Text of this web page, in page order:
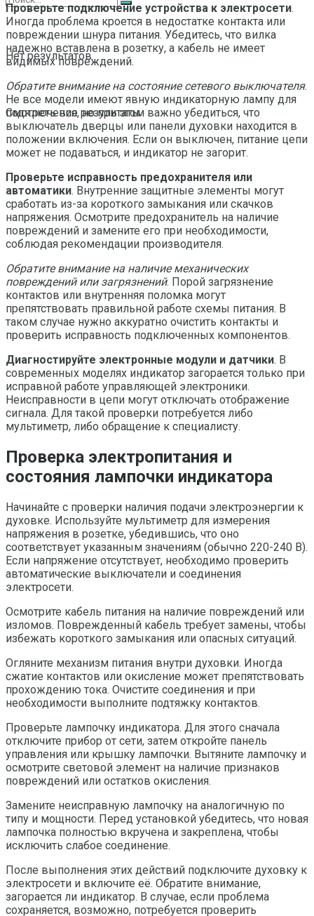
Нет результатов
Смотреть все результаты
Проверьте подключение устройства к электросети.
Иногда проблема кроется в недостатке контакта или
повреждении шнура питания. Убедитесь, что вилка
надежно вставлена в розетку, а кабель не имеет
видимых повреждений.
Обратите внимание на состояние сетевого выключателя.
Не все модели имеют явную индикаторную лампу для
подключения, но при этом важно убедиться, что
выключатель дверцы или панели духовки находится в
положении включения. Если он выключен, питание цепи
может не подаваться, и индикатор не загорит.
Проверьте исправность предохранителя или
автоматики. Внутренние защитные элементы могут
сработать из-за короткого замыкания или скачков
напряжения. Осмотрите предохранитель на наличие
повреждений и замените его при необходимости,
соблюдая рекомендации производителя.
Обратите внимание на наличие механических
повреждений или загрязнений. Порой загрязнение
контактов или внутренняя поломка могут
препятствовать правильной работе схемы питания. В
таком случае нужно аккуратно очистить контакты и
проверить исправность подключенных компонентов.
Диагностируйте электронные модули и датчики. В
современных моделях индикатор загорается только при
исправной работе управляющей электроники.
Неисправности в цепи могут отключать отображение
сигнала. Для такой проверки потребуется либо
мультиметр, либо обращение к специалисту.
Проверка электропитания и
состояния лампочки индикатора
Начинайте с проверки наличия подачи электроэнергии к
духовке. Используйте мультиметр для измерения
напряжения в розетке, убедившись, что оно
соответствует указанным значениям (обычно 220-240 В).
Если напряжение отсутствует, необходимо проверить
автоматические выключатели и соединения
электросети.
Осмотрите кабель питания на наличие повреждений или
изломов. Поврежденный кабель требует замены, чтобы
избежать короткого замыкания или опасных ситуаций.
Огляните механизм питания внутри духовки. Иногда
сжатие контактов или окисление может препятствовать
прохождению тока. Очистите соединения и при
необходимости выполните подтяжку контактов.
Проверьте лампочку индикатора. Для этого сначала
отключите прибор от сети, затем откройте панель
управления или крышку лампочки. Вытяните лампочку и
осмотрите световой элемент на наличие признаков
повреждений или остатков окисления.
Замените неисправную лампочку на аналогичную по
типу и мощности. Перед установкой убедитесь, что новая
лампочка полностью вкручена и закреплена, чтобы
исключить слабое соединение.
После выполнения этих действий подключите духовку к
электросети и включите её. Обратите внимание,
загорается ли индикатор. В случае, если проблема
сохраняется, возможно, потребуется проверить